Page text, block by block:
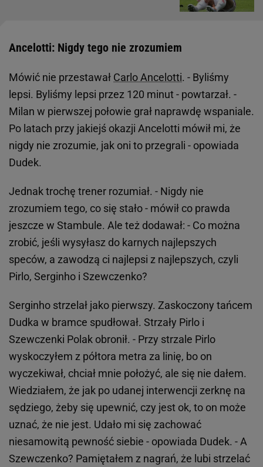
Ancelotti: Nigdy tego nie zrozumiem
Mówić nie przestawał Carlo Ancelotti. - Byliśmy
lepsi. Byliśmy lepsi przez 120 minut - powtarzał. -
Milan w pierwszej połowie grał naprawdę wspaniale.
Po latach przy jakiejś okazji Ancelotti mówił mi, że
nigdy nie zrozumie, jak oni to przegrali - opowiada
Dudek.
Jednak trochę trener rozumiał. - Nigdy nie
zrozumiem tego, co się stało - mówił co prawda
jeszcze w Stambule. Ale też dodawał: - Co można
zrobić, jeśli wysyłasz do karnych najlepszych
speców, a zawodzą ci najlepsi z najlepszych, czyli
Pirlo, Serginho i Szewczenko?
Serginho strzelał jako pierwszy. Zaskoczony tańcem
Dudka w bramce spudłował. Strzały Pirlo i
Szewczenki Polak obronił. - Przy strzale Pirlo
wyskoczyłem z półtora metra za linię, bo on
wyczekiwał, chciał mnie położyć, ale się nie dałem.
Wiedziałem, że jak po udanej interwencji zerknę na
sędziego, żeby się upewnić, czy jest ok, to on może
uznać, że nie jest. Udało mi się zachować
niesamowitą pewność siebie - opowiada Dudek. - A
Szewczenko? Pamiętałem z nagrań, że lubi strzelać